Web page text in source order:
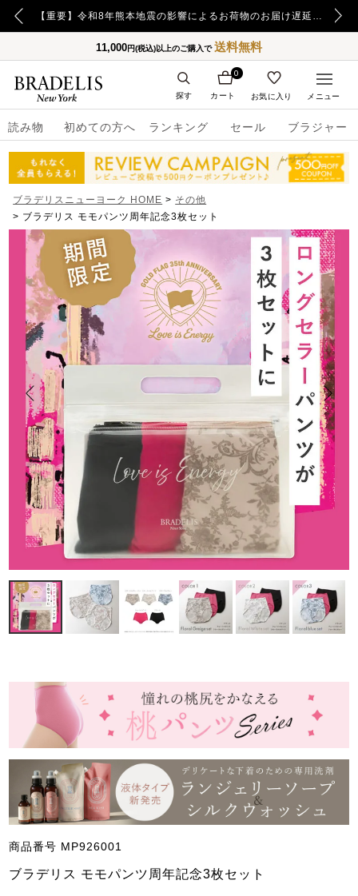
【重要】令和8年熊本地震の影響によるお荷物のお届け遅延について
11,000円(税込)以上のご購入で送料無料
読み物 初めての方へ ランキング セール ブラジャー
カート
0
お気に入り
探す メニュー
ブラデリスニューヨーク HOME
その他
ブラデリス モモパンツ周年記念3枚セット
商品番号 MP926001
ブラデリス モモパンツ周年記念3枚セット